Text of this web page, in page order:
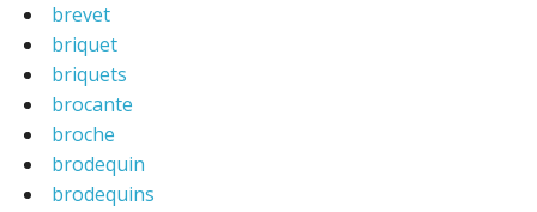
brevet
briquet
briquets
brocante
broche
brodequin
brodequins